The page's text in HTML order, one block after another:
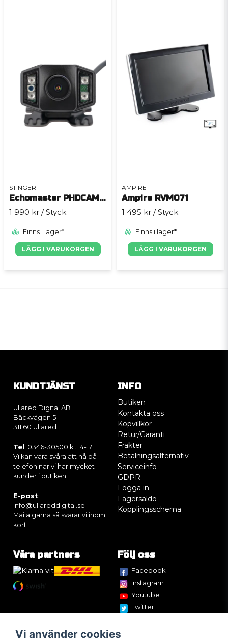
STINGER
Echomaster PHDCAM10U Backkamera HD kvalitet
1 990 kr / Styck
Finns i lager*
LÄGG I VARUKORGEN
AMPIRE
Ampire RVM071
1 495 kr / Styck
Finns i lager*
LÄGG I VARUKORGEN
KUNDTJÄNST
Ullared Digital AB
Bäckvägen 5
311 60 Ullared
Tel : 0346-30500 kl. 14-17
Vi kan vara svåra att nå på
telefon när vi har mycket
kunder i butiken
E-post:
info@ullareddigital.se
Maila gärna så svarar vi inom
kort.
INFO
Butiken
Kontakta oss
Köpvillkor
Retur/Garanti
Frakter
Betalningsalternativ
Serviceinfo
GDPR
Logga in
Lagersaldo
Kopplingsschema
Våra partners Följ oss
Facebook
Instagram
Youtube
Twitter
Vi använder cookies